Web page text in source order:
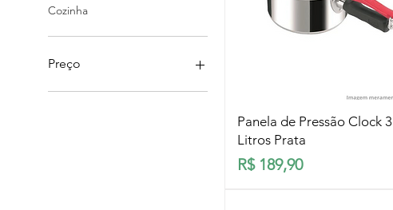
Cozinha
Preço
Visualização rápida
Panela de Pressão Clock 3
Litros Prata
Preço
R$ 189,90